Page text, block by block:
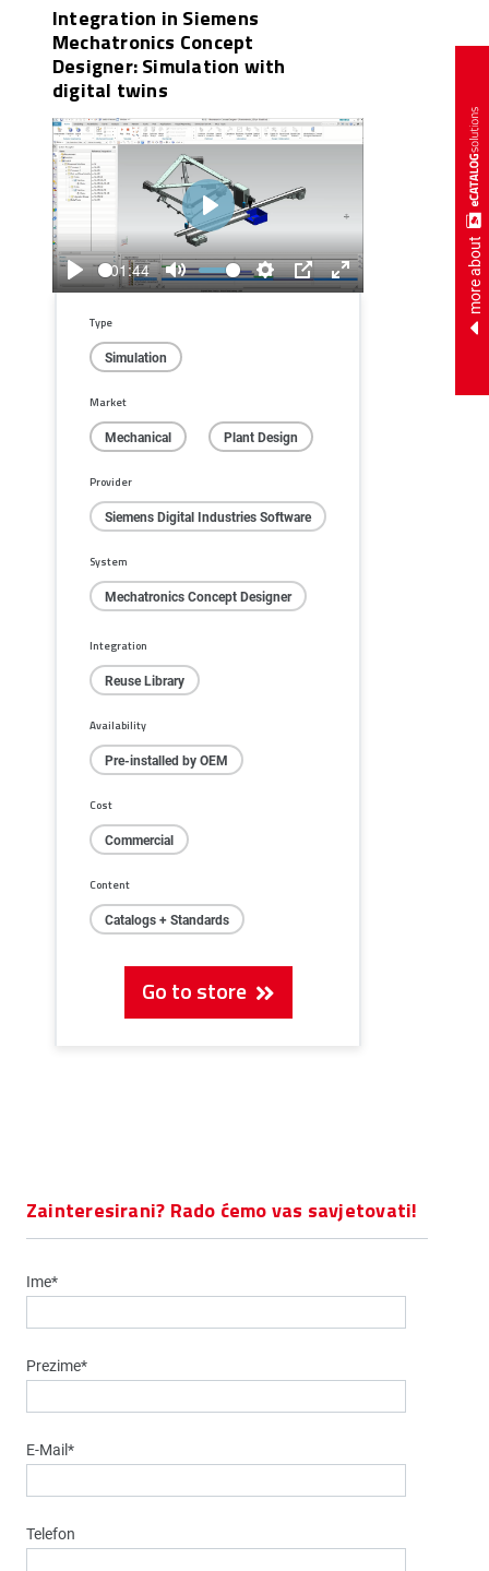
more about
Integration in Siemens
Mechatronics Concept
Designer: Simulation with
digital twins
Play
01:44
Mute
Settings
PIP
Enter
Play
Type
Simulation
Market
Mechanical Plant Design
Provider
Siemens Digital Industries Software
System
Mechatronics Concept Designer
Integration
Reuse Library
Availability
Pre-installed by OEM
Cost
Commercial
Content
Catalogs + Standards
Go to store
Zainteresirani? Rado ćemo vas savjetovati!
Ime*
Prezime*
E-Mail*
Telefon